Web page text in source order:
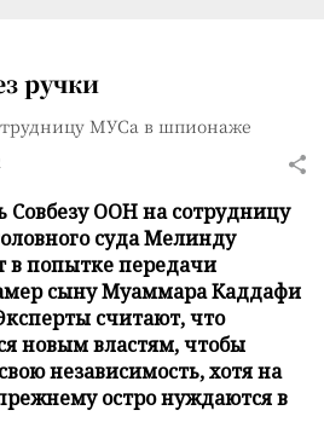
ручки
МУСа в шпионаже
Совбезу ООН на сотрудницу
суда Мелинду
в попытке передачи
сыну Муаммара Каддафи
считают, что
новым властям, чтобы
независимость, хотя на
остро нуждаются в